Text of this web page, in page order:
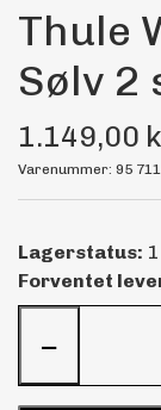
Thule
Sølv 2
1.149,00
Varenummer: 95
Lagerstatus:
Forventet
−